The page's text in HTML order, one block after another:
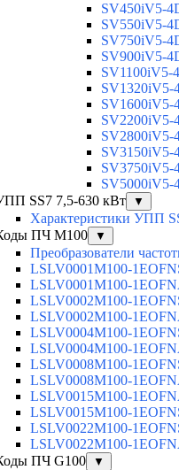
SV450iV5-
SV550iV5-
SV750iV5-
SV900iV5-
SV1100iV5-
SV1320iV5-
SV1600iV5-
SV2200iV5-
SV2800iV5-
SV3150iV5-
SV3750iV5-
SV5000iV5-
SS7 7,5-630 кВт
▼
Характеристики УПП
ПЧ М100
▼
Преобразователи
LSLV0001M100-
LSLV0001M100-
LSLV0002M100-
LSLV0002M100-
LSLV0004M100-
LSLV0004M100-
LSLV0008M100-
LSLV0008M100-
LSLV0015M100-
LSLV0015M100-
LSLV0022M100-
LSLV0022M100-
ПЧ G100
▼